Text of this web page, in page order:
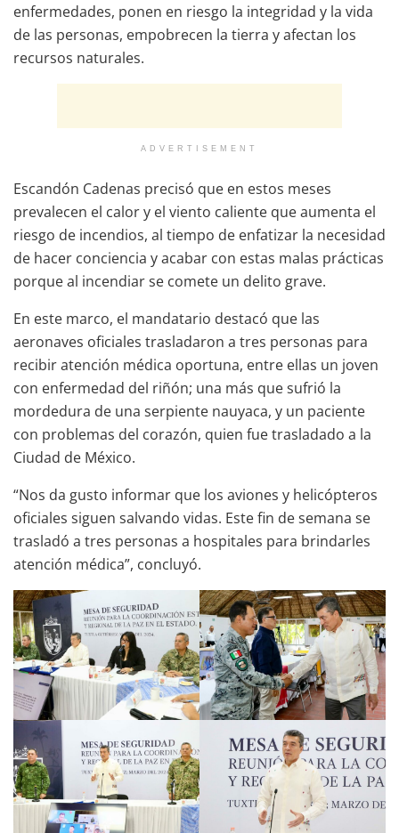
enfermedades, ponen en riesgo la integridad y la vida
de las personas, empobrecen la tierra y afectan los
recursos naturales.
ADVERTISEMENT
Escandón Cadenas precisó que en estos meses
prevalecen el calor y el viento caliente que aumenta el
riesgo de incendios, al tiempo de enfatizar la necesidad
de hacer conciencia y acabar con estas malas prácticas
porque al incendiar se comete un delito grave.
En este marco, el mandatario destacó que las
aeronaves oficiales trasladaron a tres personas para
recibir atención médica oportuna, entre ellas un joven
con enfermedad del riñón; una más que sufrió la
mordedura de una serpiente nauyaca, y un paciente
con problemas del corazón, quien fue trasladado a la
Ciudad de México.
“Nos da gusto informar que los aviones y helicópteros
oficiales siguen salvando vidas. Este fin de semana se
trasladó a tres personas a hospitales para brindarles
atención médica”, concluyó.